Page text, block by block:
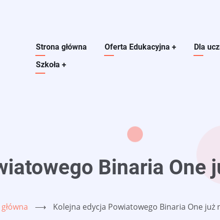
Main navigation
Strona główna Oferta Edukacyjna+
Dla
Szkoła+
Binaria One
⟶ Kolejna edycja Powiatowego Binaria One już